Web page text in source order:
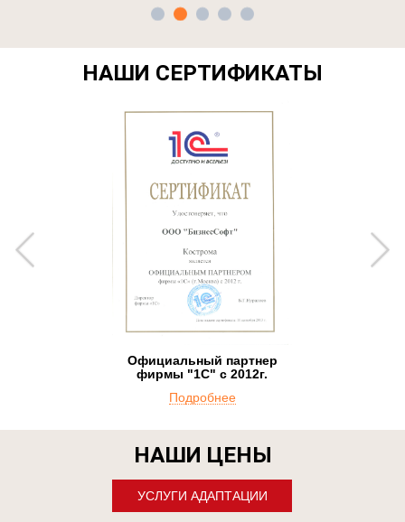
НАШИ СЕРТИФИКАТЫ
Официальный партнер
фирмы "1С" с 2012г.
Подробнее
НАШИ ЦЕНЫ
УСЛУГИ АДАПТАЦИИ